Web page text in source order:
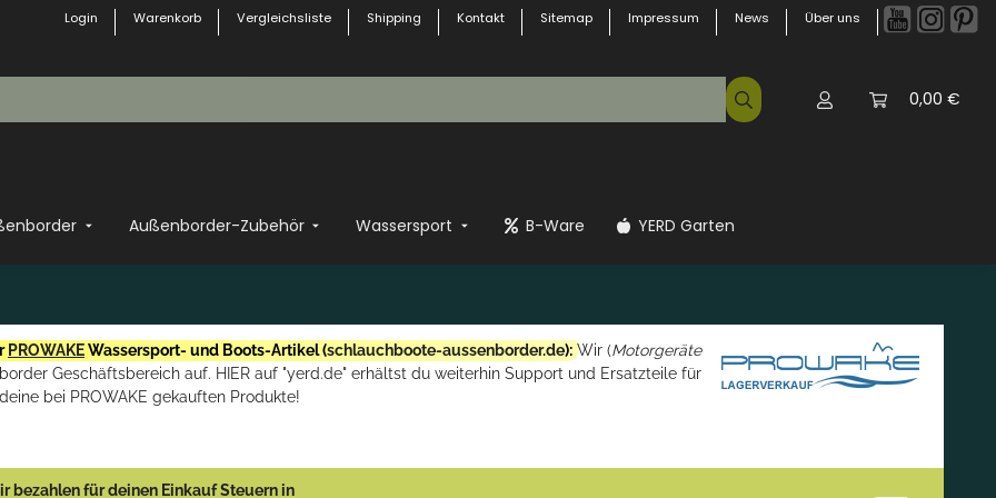
Login Warenkorb Vergleichsliste Shipping Kontakt Sitemap Impressum News Über uns
0,00 €
Außenborder-Zubehör Wassersport B-Ware YERD Garten
PROWAKEWassersport- und Boots-Artikel (schlauchboote-aussenborder.de): Wir (Motorgeräte
Geschäftsbereich auf. HIER auf "yerd.de" erhältst du weiterhin Support und Ersatzteile für
deine bei PROWAKE gekauften Produkte!
bezahlen für deinen Einkauf Steuern in